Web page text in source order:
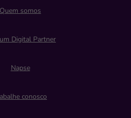
Quem somos
Digital Partner
Napse
conosco